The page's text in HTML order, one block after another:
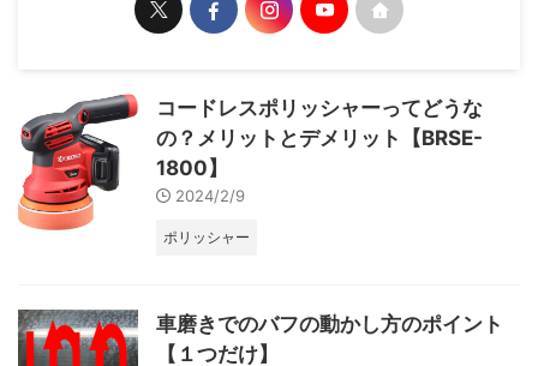
コードレスポリッシャーってどうな
の？メリットとデメリット【BRSE-
1800】
2024/2/9
ポリッシャー
車磨きでのバフの動かし方のポイント
【１つだけ】